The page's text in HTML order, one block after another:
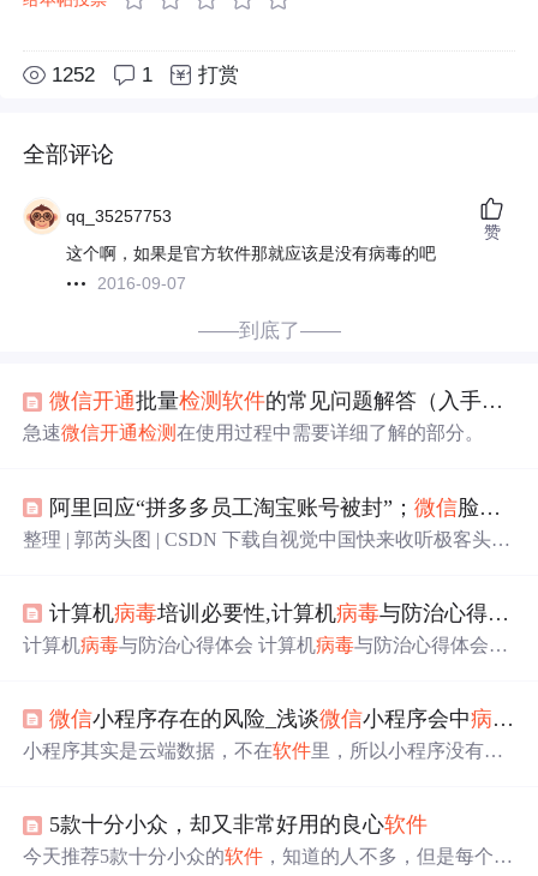
1252 1 打赏
全部评论
qq_35257753
这个啊，如果是官方软件那就应该是没有病毒的吧
2016-09-07
赞
——到底了——
微信开通批量检测软件的常见问题解答（入手必备）
急速微信开通检测在使用过程中需要详细了解的部分。
阿里回应“拼多多员工淘宝账号被封”；微信脸书合办新冠
整理 | 郭芮头图 | CSDN 下载自视觉中国快来收听极客头条
计算机病毒培训必要性,计算机病毒与防治心得体会|计算机
计算机病毒与防治心得体会 计算机病毒与防治心得体会篇
报了计算机病毒与防治这一门选修课。这门课让我收获了
很多，下面就是我的心得体会。首先我了解到了计算机
机 病毒的典型症状:屏幕异常滚动，和行同步无...
微信小程序存在的风险_浅谈微信小程序会中病毒
小程序其实是云端数据，不在软件里，所以小程序没有进
放到云端，同时你拥有的账号就绑定了一大堆应用程
序，，这些程序你永远也别想删除掉，除非不用那个帐
5款十分小众，却又非常好用的良心软件
今天推荐5款十分小众的软件 ，知道的人不多，但是每个都